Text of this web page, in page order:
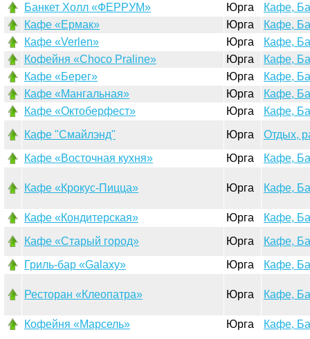
Банкет Холл «ФЕРРУМ»
Юрга
Кафе,
Кафе «Ермак»
Юрга
Кафе,
Кафе «Verlen»
Юрга
Кафе,
Кофейня «Choco Praline»
Юрга
Кафе,
Кафе «Берег»
Юрга
Кафе,
Кафе «Мангальная»
Юрга
Кафе,
Кафе «Октоберфест»
Юрга
Кафе,
Кафе "Смайлэнд"
Юрга
Отдых,
Кафе «Восточная кухня»
Юрга Кафе,
Кафе «Крокус-Пицца» Юрга Кафе,
Кафе «Кондитерская» Юрга
Кафе,
Кафе «Старый город»
Юрга
Кафе,
Гриль-бар «Galaxy»
Юрга Кафе,
Ресторан «Клеопатра» Юрга Кафе,
Кофейня «Марсель» Юрга Кафе,